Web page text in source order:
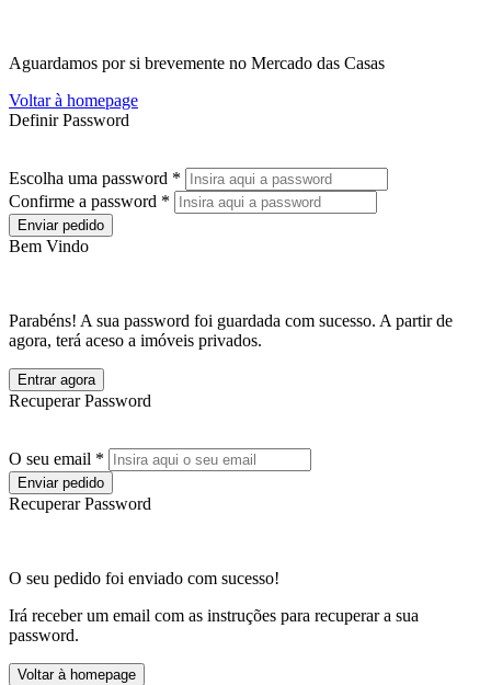
Aguardamos por si brevemente no Mercado das Casas
Voltar à homepage
Definir Password
Escolha uma password *
Confirme a password *
Enviar pedido
Bem Vindo
Parabéns! A sua password foi guardada com sucesso. A partir de
agora, terá aceso a imóveis privados.
Entrar agora
Recuperar Password
O seu email *
Enviar pedido
Recuperar Password
O seu pedido foi enviado com sucesso!
Irá receber um email com as instruções para recuperar a sua
password.
Voltar à homepage